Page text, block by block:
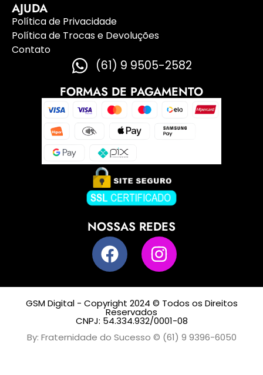
AJUDA
Política de Privacidade
Política de Trocas e Devoluções
Contato
(61) 9 9505-2582
FORMAS DE PAGAMENTO
NOSSAS REDES
GSM Digital - Copyright 2024 © Todos os Direitos
Reservados
CNPJ: 54.334.932/0001-08
By: Fraternidade do Sucesso © (61) 9 9396-6050